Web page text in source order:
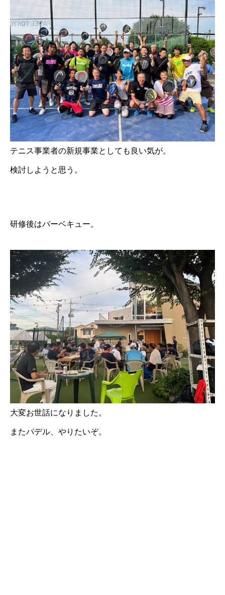
テニス事業者の新規事業としても良い気が。
検討しようと思う。
研修後はバーベキュー。
大変お世話になりました。
またパデル、やりたいぞ。